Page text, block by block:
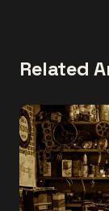
Related